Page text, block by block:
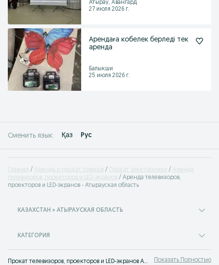
Атырау, Авангард
27 июля 2026 г.
Арендаға кобелек берледі тек
аренда
Балыкши
25 июля 2026 г.
Сменить язык: Қаз Рус
Главная Аренда и прокат товаров Прокат электроники
Аренда
телевизоров, проекторов и LED-экранов
Аренда телевизоров,
проекторов и LED-экранов - Атырауская область
КАЗАХСТАН » АТЫРАУСКАЯ ОБЛАСТЬ
КАТЕГОРИЯ
Прокат телевизоров, проекторов и LED-экранов Атырауская область ⭐ Лучшие цены ✔️ Большой выбор телевизоров, проекторов и ЛЕД-экранов напрокат можно найти на OLX.kz! Показать Полностью